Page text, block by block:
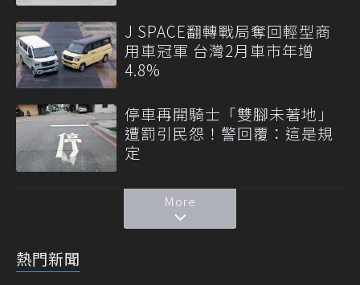
J SPACE翻轉戰局奪回輕型商
用車冠軍 台灣2月車市年增
4.8%
停車再開騎士「雙腳未著地」
遭罰引民怨！警回覆：這是規
定
More
熱門新聞